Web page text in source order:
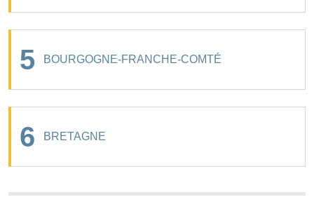
5 BOURGOGNE-FRANCHE-COMTÉ
6 BRETAGNE